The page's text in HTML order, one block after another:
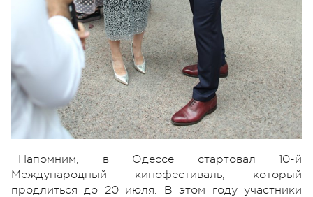
Напомним, в Одессе стартовал 10-й
Международный кинофестиваль, который
продлиться до 20 июля. В этом году участники